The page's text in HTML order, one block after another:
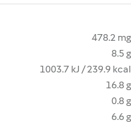
478.2 mg
8.5 g
1003.7 kJ / 239.9 kcal
16.8 g
0.8 g
6.6 g